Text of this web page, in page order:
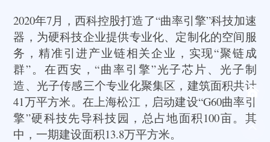
2020年7月，西科控股打造了“曲率引擎”科技加速
器，为硬科技企业提供专业化、定制化的空间服
务，精准引进产业链相关企业，实现“聚链成
群”。在西安，“曲率引擎”光子芯片、光子制
造、光子传感三个专业化聚集区，建筑面积共计
41万平方米。在上海松江，启动建设“G60曲率引
擎”硬科技先导科技园，总占地面积100亩。其
中，一期建设面积13.8万平方米。